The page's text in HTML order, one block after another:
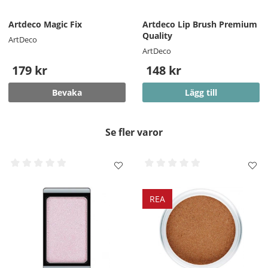
Artdeco Magic Fix
ArtDeco
179 kr
Bevaka
Artdeco Lip Brush Premium
Quality
ArtDeco
148 kr
Lägg till
Se fler varor
REA